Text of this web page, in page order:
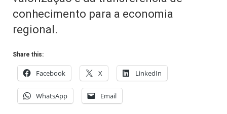
conhecimento para a economia
regional.
Share this:
Facebook X LinkedIn
WhatsApp Email